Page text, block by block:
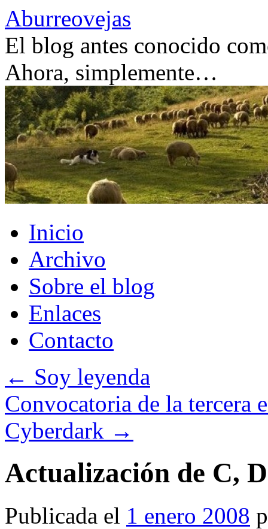
Saltar
al
contenido
Aburreovejas
El blog antes conocido
Ahora, simplemente…
Inicio
Archivo
Sobre el blog
Enlaces
Contacto
← Soy leyenda
Convocatoria de la tercera
Cyberdark →
Actualización de C,
Publicada el 1 enero 2008